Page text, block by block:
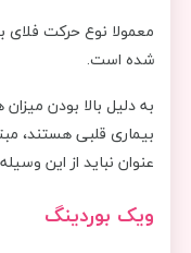
معمولا نوع حرکت فلای
شده است.
به دلیل بالا بودن
بیماری قلبی هستند،
عنوان نباید از این
ویک بوردینگ